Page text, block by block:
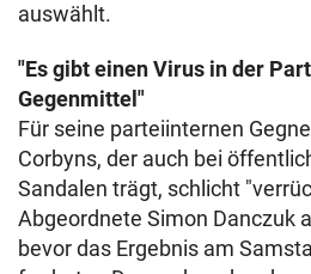
auswählt.
"Es gibt einen Virus in der
Gegenmittel"
Für seine parteiinternen
Corbyns, der auch bei
Sandalen trägt, schlicht
Abgeordnete Simon Danczuk
bevor das Ergebnis am